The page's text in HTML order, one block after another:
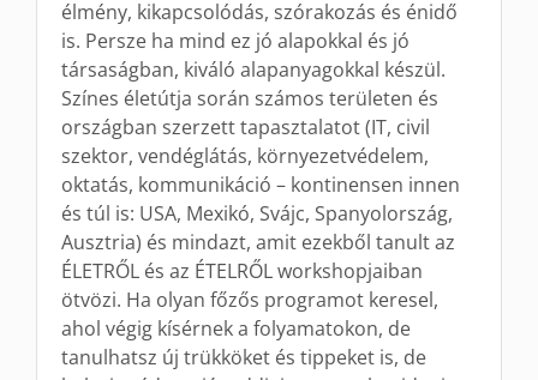
élmény, kikapcsolódás, szórakozás és énidő
is. Persze ha mind ez jó alapokkal és jó
társaságban, kiváló alapanyagokkal készül.
Színes életútja során számos területen és
országban szerzett tapasztalatot (IT, civil
szektor, vendéglátás, környezetvédelem,
oktatás, kommunikáció – kontinensen innen
és túl is: USA, Mexikó, Svájc, Spanyolország,
Ausztria) és mindazt, amit ezekből tanult az
ÉLETRŐL és az ÉTELRŐL workshopjaiban
ötvözi. Ha olyan főzős programot keresel,
ahol végig kísérnek a folyamatokon, de
tanulhatsz új trükköket és tippeket is, de